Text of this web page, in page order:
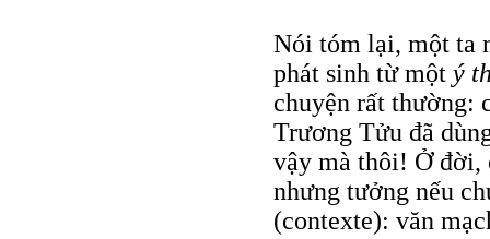
Nói tóm lại, một ta
phát sinh từ một ý
chuyện rất thường:
Trương Tửu đã
vậy mà thôi! Ở đời,
nhưng tưởng nếu
(contexte): văn